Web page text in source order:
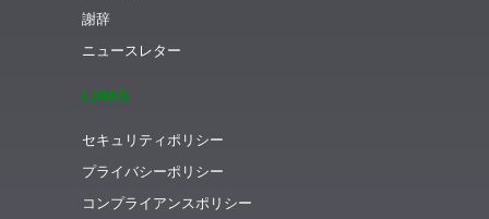
謝辞
ニュースレター
LINKS
セキュリティポリシー
プライバシーポリシー
コンプライアンスポリシー